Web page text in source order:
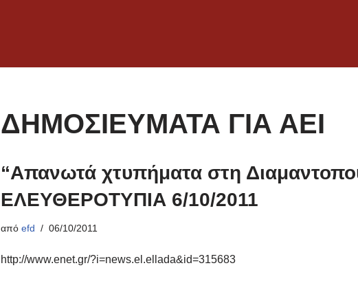
ΔΗΜΟΣΙΕΥΜΑΤΑ ΓΙΑ ΑΕΙ
“Απανωτά χτυπήματα στη
ΕΛΕΥΘΕΡΟΤΥΠΙΑ 6/10/2011
απόefd 06/10/2011
http://www.enet.gr/?i=news.el.ellada&id=315683